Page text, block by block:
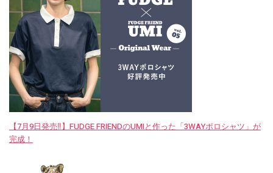
【7月9日発売‼︎】FUDGE FRIENDのUMIと作った「3WAYポロシャツ」が
完成！